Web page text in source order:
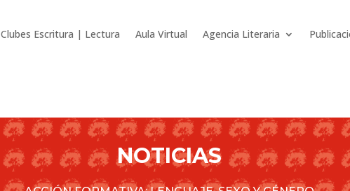
Clubes Escritura | Lectura Aula Virtual Agencia Literaria
NOTICIAS